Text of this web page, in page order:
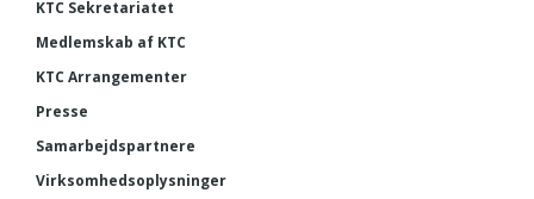
KTC Sekretariatet
Medlemskab af KTC
KTC Arrangementer
Presse
Samarbejdspartnere
Virksomhedsoplysninger